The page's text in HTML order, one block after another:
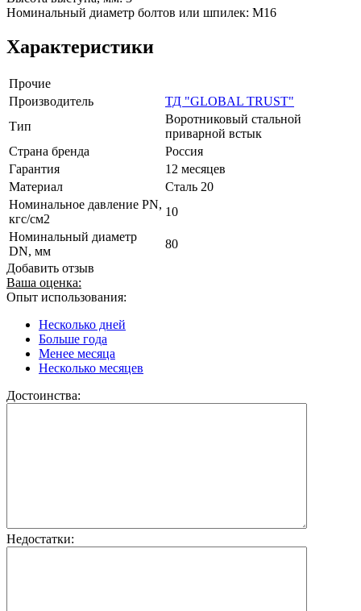
Номинальный диаметр болтов или шпилек: М16
Характеристики
Прочие
Производитель
ТД "GLOBAL TRUST"
Тип
Воротниковый стальной
приварной встык
Страна бренда
Россия
Гарантия
12 месяцев
Материал
Сталь 20
Номинальное давление PN,
кгс/см2
10
Номинальный диаметр
DN, мм
80
Добавить отзыв
Ваша оценка:
Опыт использования:
Несколько дней
Больше года
Менее месяца
Несколько месяцев
Достоинства:
Недостатки: